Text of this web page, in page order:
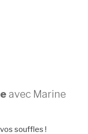
avec Marine
souffles !